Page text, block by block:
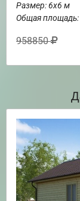
Размер: 6х6 м
Общая площадь:
958850